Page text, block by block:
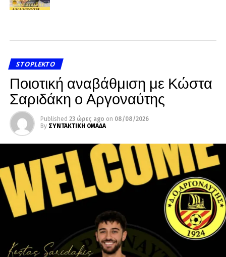
STOPLEKTO
Ποιοτική αναβάθμιση με Κώστα
Σαριδάκη ο Αργοναύτης
Published 23 ώρες ago on 08/08/2026
By ΣΥΝΤΑΚΤΙΚΗ ΟΜΑΔΑ